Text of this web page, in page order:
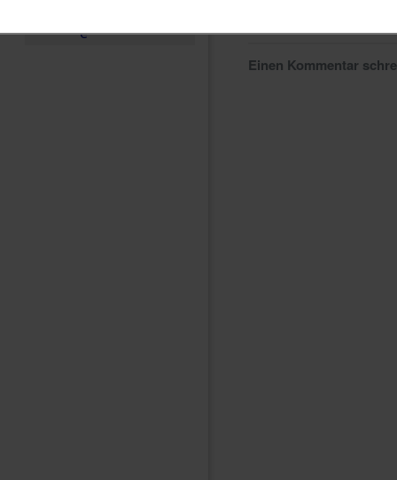
e
Einen Kommentar